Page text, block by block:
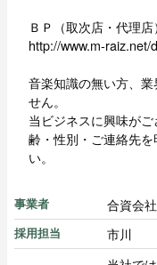
ＢＰ（取次店・代理
http://www.m-raiz.net/
音楽知識の無い方、
せん。
当ビジネスに興味が
齢・性別・ご連絡先
い。
事業者 合資会
採用担当 市川